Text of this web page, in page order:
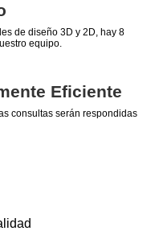
de diseño 3D y 2D, hay 8
equipo.
Eficiente
consultas serán respondidas